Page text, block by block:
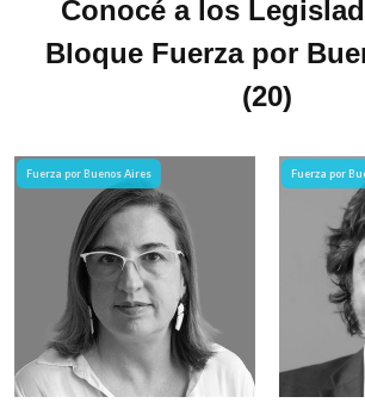
Conocé a los
Bloque Fuerza por
(20)
Fuerza por Buenos Aires Fuerza por